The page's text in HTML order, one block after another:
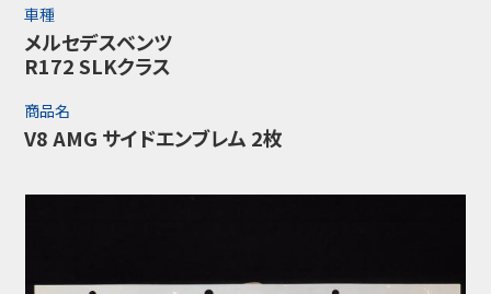
車種
メルセデスベンツ
R172 SLKクラス
商品名
V8 AMG サイドエンブレム 2枚